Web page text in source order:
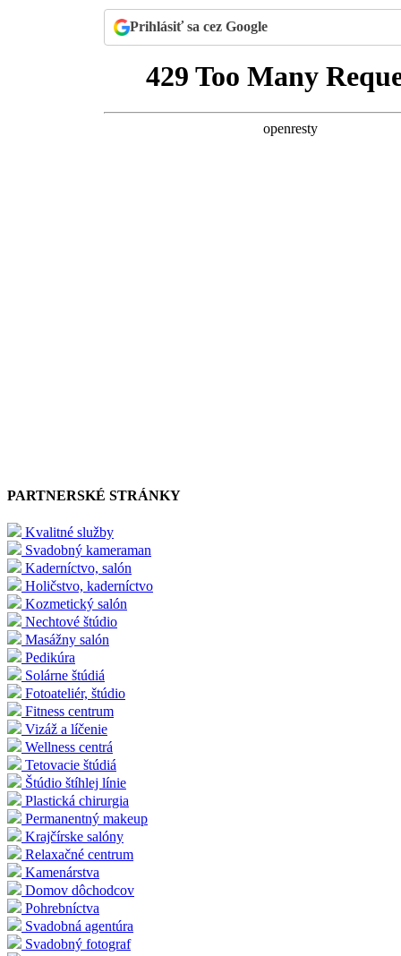
Prihlásiť sa cez Google
PARTNERSKÉ STRÁNKY
Kvalitné služby
Svadobný kameraman
Kaderníctvo, salón
Holičstvo, kaderníctvo
Kozmetický salón
Nechtové štúdio
Masážny salón
Pedikúra
Solárne štúdiá
Fotoateliér, štúdio
Fitness centrum
Vizáž a líčenie
Wellness centrá
Tetovacie štúdiá
Štúdio štíhlej línie
Plastická chirurgia
Permanentný makeup
Krajčírske salóny
Relaxačné centrum
Kamenárstva
Domov dôchodcov
Pohrebníctva
Svadobná agentúra
Svadobný fotograf